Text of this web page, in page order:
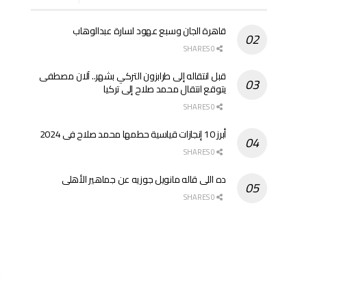
قاهرة الجان وسبع عهود لسارة عبدالوهاب
قبل انتقاله إلى طرابزون التركي بشهر.. آلان مصطفى
يتوقع انتقال محمد صلاح إلى تركيا
أبرز 10 إنجازات قياسية حطمها محمد صلاح فى 2024
ده اللى قاله مانويل جوزيه عن جماهير الأهلى